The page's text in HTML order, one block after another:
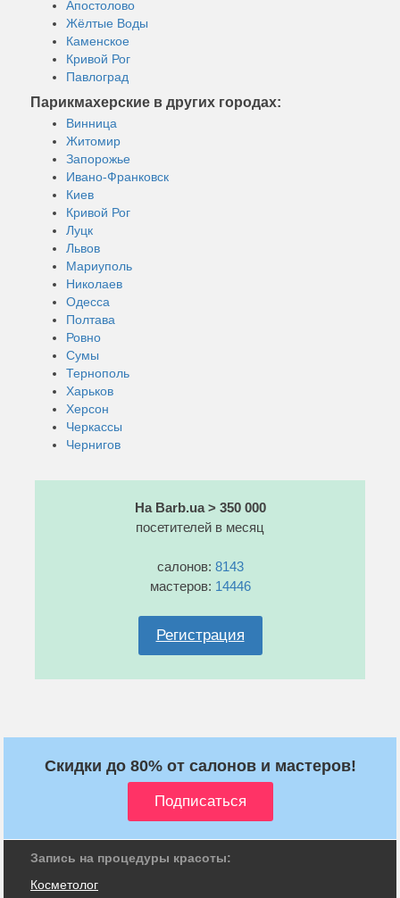
Апостолово
Жёлтые Воды
Каменское
Кривой Рог
Павлоград
Парикмахерские в других городах:
Винница
Житомир
Запорожье
Ивано-Франковск
Киев
Кривой Рог
Луцк
Львов
Мариуполь
Николаев
Одесса
Полтава
Ровно
Сумы
Тернополь
Харьков
Херсон
Черкассы
Чернигов
На Barb.ua > 350 000
посетителей в месяц
салонов: 8143
мастеров: 14446
Регистрация
Скидки до 80% от салонов и мастеров!
Запись на процедуры красоты:
Косметолог